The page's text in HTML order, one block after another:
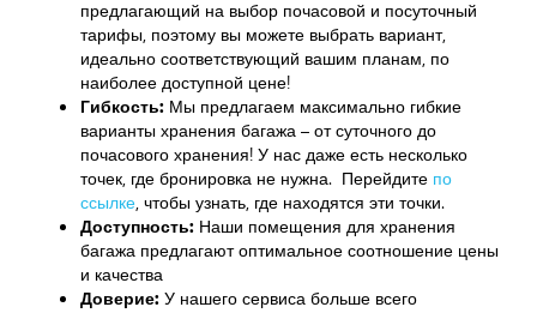
предлагающий на выбор почасовой и посуточный
тарифы, поэтому вы можете выбрать вариант,
идеально соответствующий вашим планам, по
наиболее доступной цене!
Гибкость: Мы предлагаем максимально гибкие
варианты хранения багажа – от суточного до
почасового хранения! У нас даже есть несколько
точек, где бронировка не нужна. Перейдите по
ссылке,чтобы узнать, где находятся эти точки.
Доступность: Наши помещения для хранения
багажа предлагают оптимальное соотношение цены
и качества
Доверие: У нашего сервиса больше всего